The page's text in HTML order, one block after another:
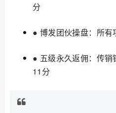
分
● 博发团伙操盘：所
● 五级永久返佣：传
11分